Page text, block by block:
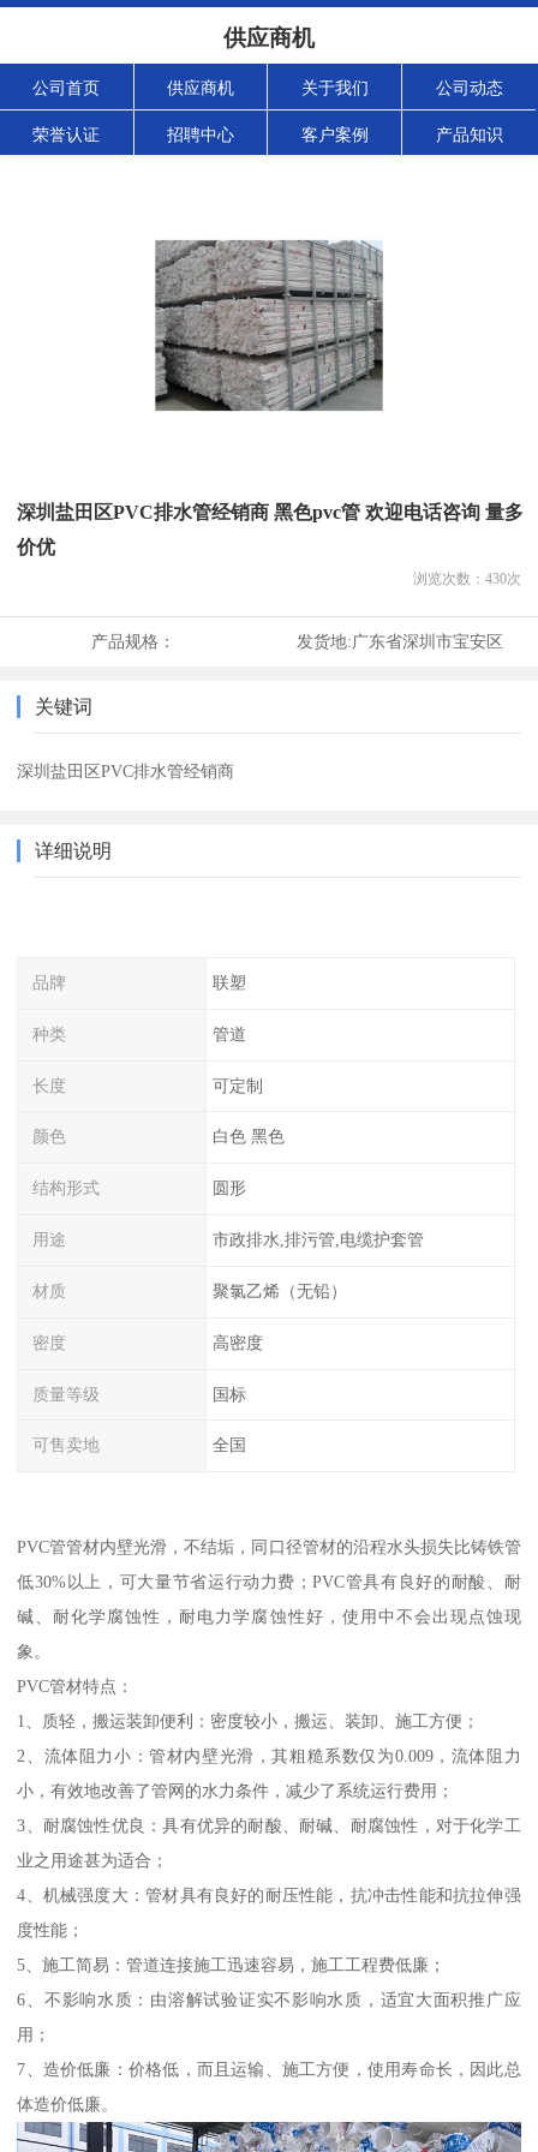
供应商机
公司首页 供应商机 关于我们 公司动态
荣誉认证 招聘中心 客户案例 产品知识
深圳盐田区PVC排水管经销商 黑色pvc管 欢迎电话咨询 量多
价优
浏览次数： 430次
产品规格： 发货地:广东省深圳市宝安区
关键词
深圳盐田区PVC排水管经销商
详细说明
品牌 联塑
种类 管道
长度 可定制
颜色 白色 黑色
结构形式 圆形
用途 市政排水,排污管,电缆护套管
材质 聚氯乙烯（无铅）
密度 高密度
质量等级 国标
可售卖地 全国
PVC管管材内壁光滑，不结垢，同口径管材的沿程水头损失比铸铁管
低30%以上，可大量节省运行动力费；PVC管具有良好的耐酸、耐
碱、耐化学腐蚀性，耐电力学腐蚀性好，使用中不会出现点蚀现
象。
PVC管材特点：
1、质轻，搬运装卸便利：密度较小，搬运、装卸、施工方便；
2、流体阻力小：管材内壁光滑，其粗糙系数仅为0.009，流体阻力
小，有效地改善了管网的水力条件，减少了系统运行费用；
3、耐腐蚀性优良：具有优异的耐酸、耐碱、耐腐蚀性，对于化学工
业之用途甚为适合；
4、机械强度大：管材具有良好的耐压性能，抗冲击性能和抗拉伸强
度性能；
5、施工简易：管道连接施工迅速容易，施工工程费低廉；
6、不影响水质：由溶解试验证实不影响水质，适宜大面积推广应
用；
7、造价低廉：价格低，而且运输、施工方便，使用寿命长，因此总
体造价低廉。